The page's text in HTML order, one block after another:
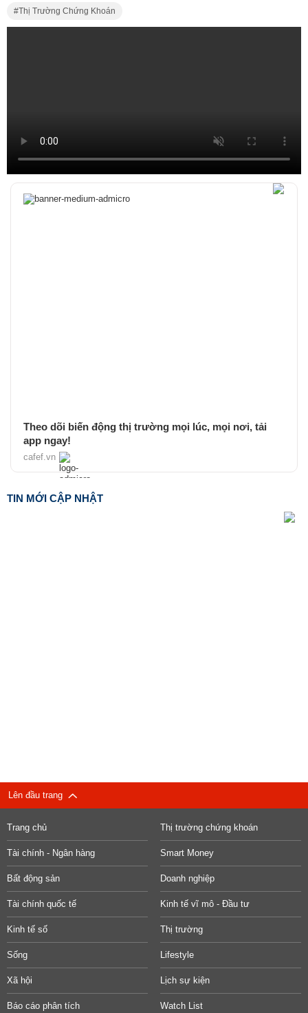
Thị Trường Chứng Khoán
Theo dõi biến động thị trường mọi lúc, mọi nơi, tải
app ngay!
cafef.vn
TIN MỚI CẬP NHẬT
Lên đầu trang
Trang chủ Thị trường chứng khoán
Tài chính - Ngân hàng Smart Money
Bất động sản Doanh nghiệp
Tài chính quốc tế Kinh tế vĩ mô - Đầu tư
Kinh tế số Thị trường
Sống Lifestyle
Xã hội Lịch sự kiện
Báo cáo phân tích Watch List